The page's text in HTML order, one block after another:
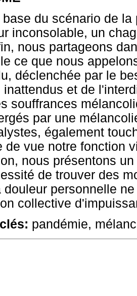
base du scénario de
inconsolable, un
nous partageons
ce que nous
déclenchée par le
inattendus et de
souffrances
par une
également
de vue notre fonction
nous présentons
de trouver des
douleur personnelle
collective
pandémie,